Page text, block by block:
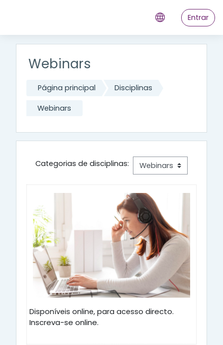
Entrar
Webinars
Página principal Disciplinas
Webinars
Categorias de disciplinas:
Disponíveis online, para acesso directo.
Inscreva-se online.